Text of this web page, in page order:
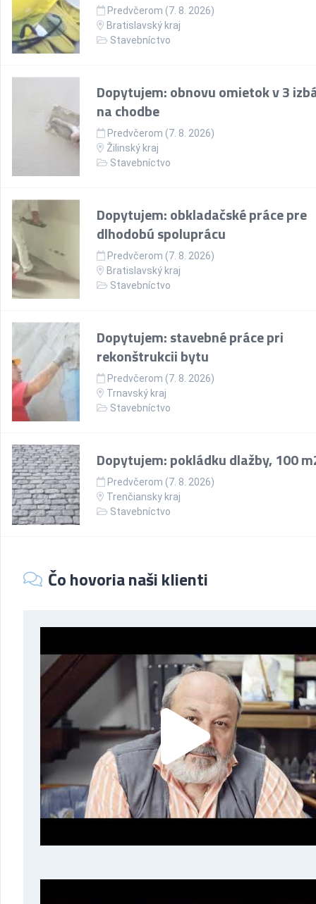
Predvčerom (7. 8. 2026)
Bratislavský kraj
Stavebníctvo
Dopytujem: obnovu omietok v 3
na chodbe
Predvčerom (7. 8. 2026)
Žilinský kraj
Stavebníctvo
Dopytujem: obkladačské práce pre
dlhodobú spoluprácu
Predvčerom (7. 8. 2026)
Bratislavský kraj
Stavebníctvo
Dopytujem: stavebné práce pri
rekonštrukcii bytu
Predvčerom (7. 8. 2026)
Trnavský kraj
Stavebníctvo
Dopytujem: pokládku dlažby, 100
Predvčerom (7. 8. 2026)
Trenčiansky kraj
Stavebníctvo
Čo hovoria naši klienti